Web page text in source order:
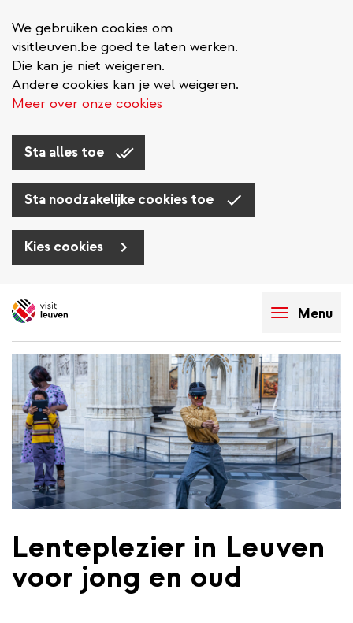
We gebruiken cookies om
visitleuven.be goed te laten werken.
Die kan je niet weigeren.
Andere cookies kan je wel weigeren.
Meer over onze cookies
Sta alles toe
Sta noodzakelijke cookies toe
Kies cookies
en
de
inhoud
gaan
Menu
Lenteplezier in Leuven
voor jong en oud